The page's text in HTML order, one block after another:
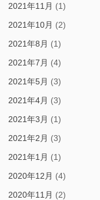
2021年11月 (1)
2021年10月 (2)
2021年8月 (1)
2021年7月 (4)
2021年5月 (3)
2021年4月 (3)
2021年3月 (1)
2021年2月 (3)
2021年1月 (1)
2020年12月 (4)
2020年11月 (2)